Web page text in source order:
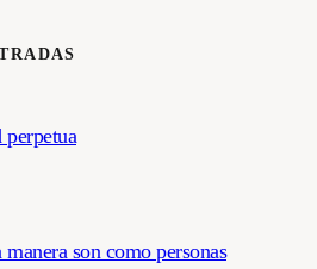
perpetua
manera son como personas